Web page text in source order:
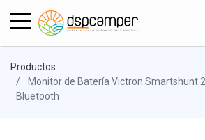
Productos
Monitor de Batería Victron Smartshunt
Bluetooth